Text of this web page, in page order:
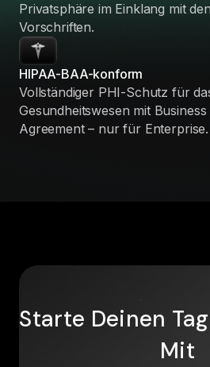
Privatsphäre im Einklang mit
Vorschriften.
HIPAA-BAA-konform
Vollständiger PHI-Schutz für
Gesundheitswesen mit
Agreement – nur für Enterprise.
Starte Deinen
Mit